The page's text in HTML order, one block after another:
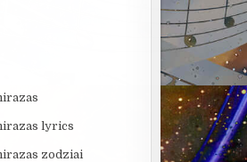
lyrics
zodziai